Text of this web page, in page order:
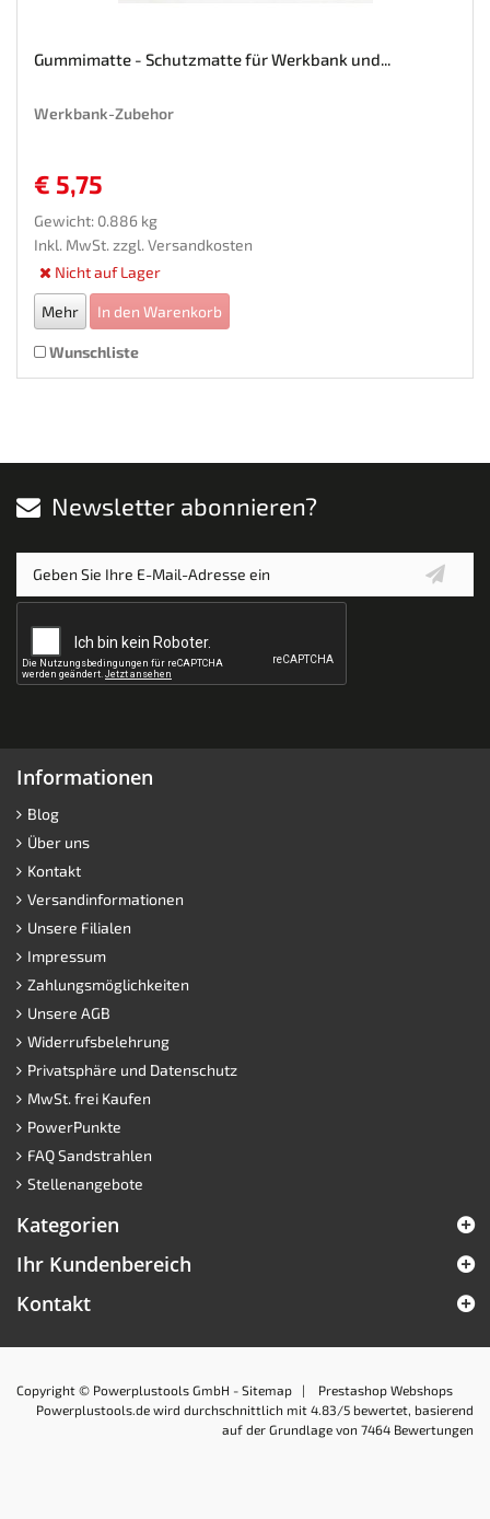
Gummimatte - Schutzmatte für Werkbank und...
Werkbank-Zubehor
€ 5,75
Gewicht: 0.886 kg
Inkl. MwSt. zzgl. Versandkosten
Nicht auf Lager
Mehr In den Warenkorb
Wunschliste
Newsletter abonnieren?
Informationen
Blog
Über uns
Kontakt
Versandinformationen
Unsere Filialen
Impressum
Zahlungsmöglichkeiten
Unsere AGB
Widerrufsbelehrung
Privatsphäre und Datenschutz
MwSt. frei Kaufen
PowerPunkte
FAQ Sandstrahlen
Stellenangebote
Kategorien
Ihr Kundenbereich
Kontakt
Copyright © Powerplustools GmbH - Sitemap | Prestashop Webshops
Powerplustools.de wird durchschnittlich mit 4.83 /5 bewertet, basierend
auf der Grundlage von 7464 Bewertungen